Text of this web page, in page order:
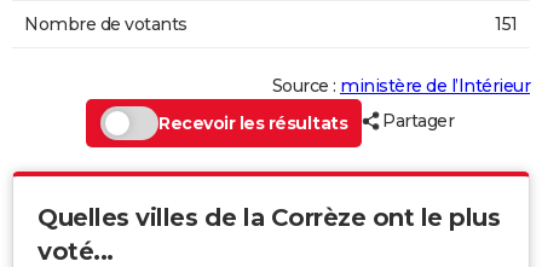
Nombre de votants 151
Source : ministère de l’Intérieur
Recevoir les résultats
Partager
Quelles villes de la Corrèze ont le plus
voté...